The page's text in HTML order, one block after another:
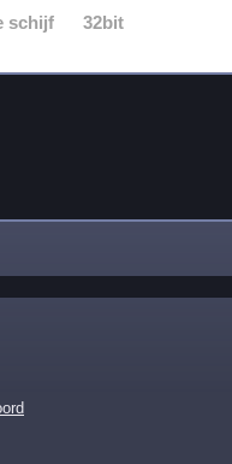
schijf 32bit